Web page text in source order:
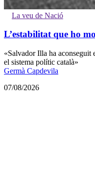
La veu de Nació
L’estabilitat que ho
«Salvador Illa ha aconseguit
el sistema polític català»
Germà Capdevila
07/08/2026